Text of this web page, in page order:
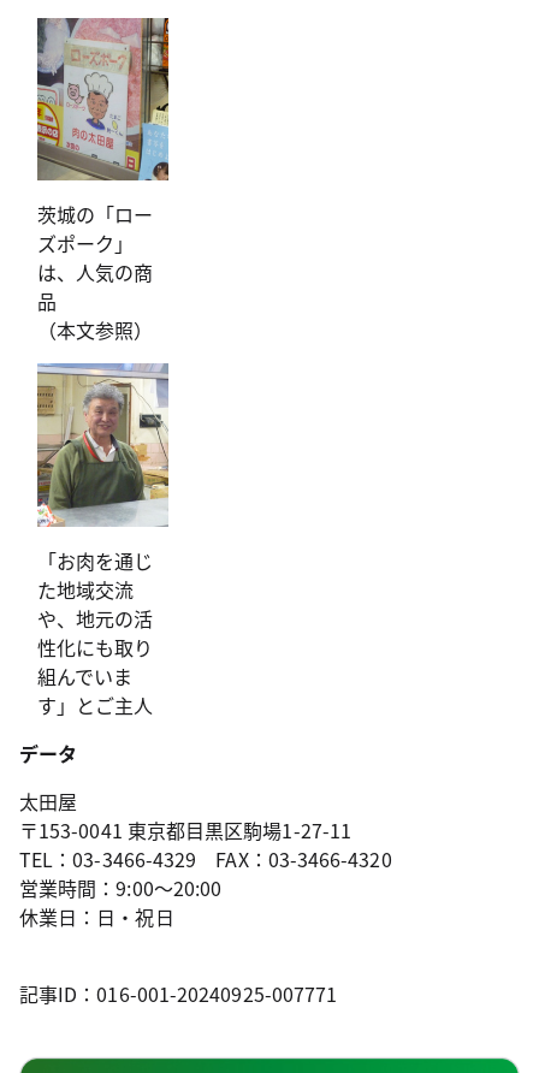
茨城の「ロー
ズポーク」
は、人気の商
品
（本文参照）
「お肉を通じ
た地域交流
や、地元の活
性化にも取り
組んでいま
す」とご主人
データ
太田屋
〒153-0041 東京都目黒区駒場1-27-11
TEL：03-3466-4329 FAX：03-3466-4320
営業時間：9:00～20:00
休業日：日・祝日
記事ID：016-001-20240925-007771